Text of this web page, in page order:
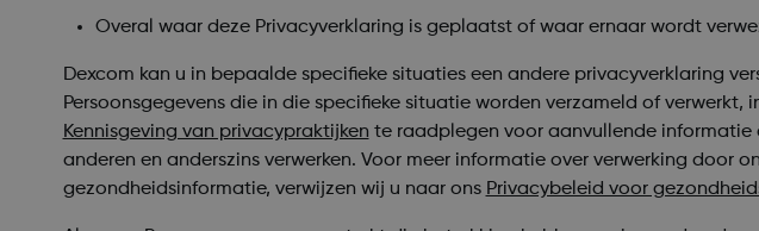
Overal waar deze Privacyverklaring is geplaatst of waar ernaar wordt
Dexcom kan u in bepaalde specifieke situaties een andere privacyverklaring
Persoonsgegevens die in die specifieke situatie worden verzameld of
Kennisgeving van privacypraktijken te raadplegen voor aanvullende informatie
anderen en anderszins verwerken. Voor meer informatie over verwerking door
gezondheidsinformatie, verwijzen wij u naar ons Privacybeleid voor